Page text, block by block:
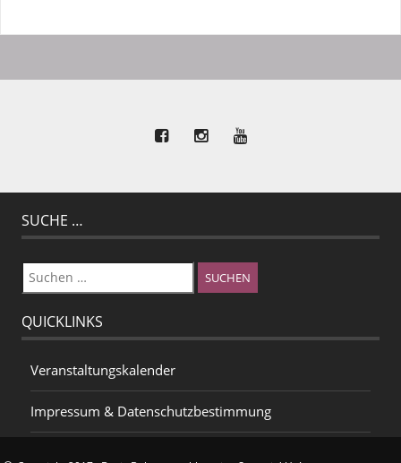
SUCHE …
Suchen
nach:
QUICKLINKS
Veranstaltungskalender
Impressum & Datenschutzbestimmung